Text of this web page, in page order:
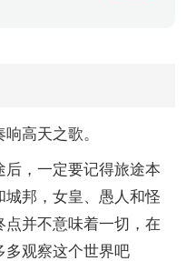
高天之歌。
，一定要记得旅途本
邦，女皇、愚人和怪
并不意味着一切，在
多观察这个世界吧